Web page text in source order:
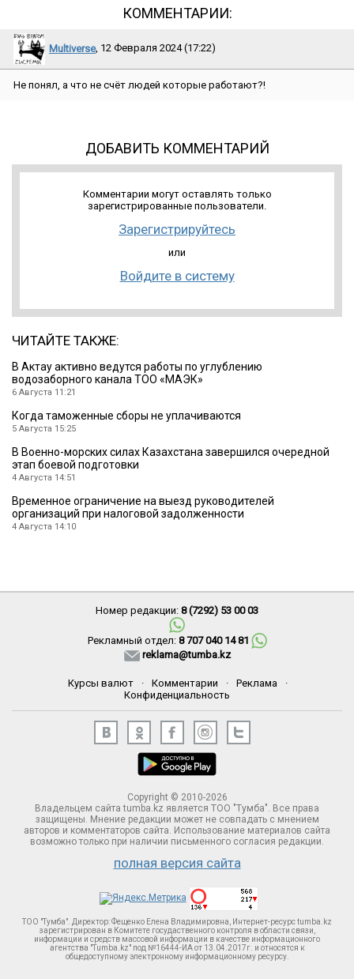
КОММЕНТАРИИ:
Multiverse, 12 Февраля 2024 (17:22)
Не понял, а что не счёт людей которые работают?!
ДОБАВИТЬ КОММЕНТАРИЙ
Комментарии могут оставлять только
зарегистрированные пользователи.
Зарегистрируйтесь
или
Войдите в систему
ЧИТАЙТЕ ТАКЖЕ:
В Актау активно ведутся работы по углублению
водозаборного канала ТОО «МАЭК»
6 Августа 11:21
Когда таможенные сборы не уплачиваются
5 Августа 15:25
В Военно-морских силах Казахстана завершился очередной
этап боевой подготовки
4 Августа 14:51
Временное ограничение на выезд руководителей
организаций при налоговой задолженности
4 Августа 14:10
Номер редакции: 8 (7292) 53 00 03
Рекламный отдел: 8 707 040 14 81
reklama@tumba.kz
Курсы валют · Комментарии · Реклама
·
Конфиденциальность
Copyright © 2010-2026
Владельцем сайта tumba.kz является ТОО "Тумба". Все права
защищены. Мнение редакции может не совпадать с мнением
авторов и комментаторов сайта. Использование материалов сайта
возможно только при наличии письменного согласия редакции.
полная версия сайта
ТОО "Тумба". Директор: Фещенко Елена Владимировна, Интернет-ресурс tumba.kz
зарегистрирован в Комитете госудаственного контроля в области связи,
информации и средств массовой информации в качестве информационного
агентства "Tumba.kz" под №16444-ИА от 13.04.2017г. и относятся к
общедоступному электронному информационному ресурсу.